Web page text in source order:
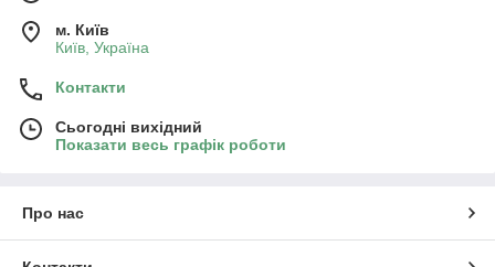
м. Київ
Київ, Україна
Контакти
Сьогодні вихідний
Показати весь графік роботи
Про нас